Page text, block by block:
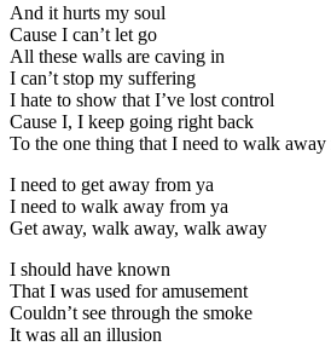
And it hurts my soul
Cause I can’t let go
All these walls are caving in
I can’t stop my suffering
I hate to show that I’ve lost control
Cause I, I keep going right back
To the one thing that I need to walk
I need to get away from ya
I need to walk away from ya
Get away, walk away, walk away
I should have known
That I was used for amusement
Couldn’t see through the smoke
It was all an illusion